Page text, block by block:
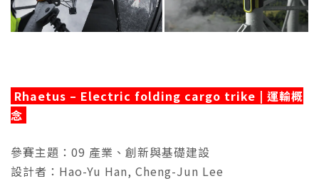
Rhaetus – Electric folding cargo trike | 運輸概
念
參賽主題：09 產業、創新與基礎建設
設計者：Hao-Yu Han, Cheng-Jun Lee